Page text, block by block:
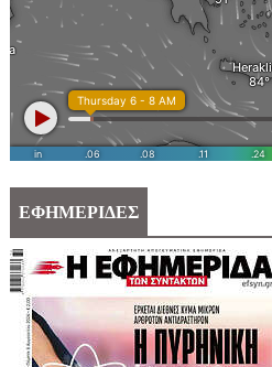
ΕΦΗΜΕΡΙΔΕΣ